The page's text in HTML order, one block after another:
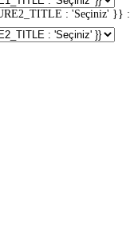
: 'Seçiniz' }} :